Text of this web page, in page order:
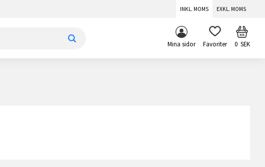
INKL. MOMS EXKL. MOMS
Mina sidor FAVORITER 0SEK